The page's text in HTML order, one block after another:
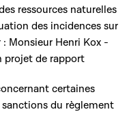
ressources naturelles
des incidences sur
Monsieur Henri Kox -
projet de rapport
certaines
du règlement